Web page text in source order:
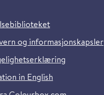
og informasjonskapsler
in English